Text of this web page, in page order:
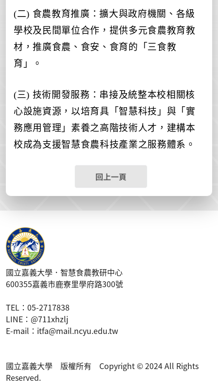
(二) 食農教育推廣：擴大與政府機關、各級
學校及民間單位合作，提供多元食農教育教
材，推廣食農、食安、食育的「三食教
育」。
(三) 技術開發服務：串接及統整本校相關核
心設施資源，以培育具「智慧科技」與「實
務應用管理」素養之高階技術人才，建構本
校成為支援智慧食農科技產業之服務體系。
回上一頁
國立嘉義大學．智慧食農教研中心
600355嘉義市鹿寮里學府路300號
TEL ：05-2717838
LINE ：@711xhzlj
E-mail：itfa@mail.ncyu.edu.tw
國立嘉義大學 版權所有 Copyright © 2024 All Rights
Reserved.